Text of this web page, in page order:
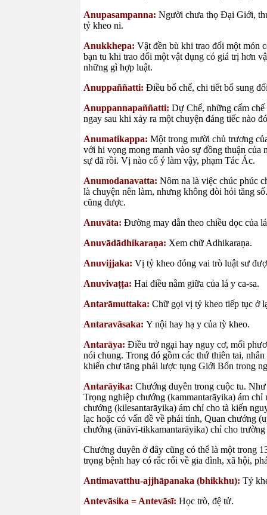
Anupasampanna: Người chưa thọ Đại Giới,
tỷ kheo ni.
Anukkhepa: Vật đền bù khi trao đổi một món
bạn tu khi trao đổi một vật dụng có giá trị hơn
những gì hợp luật.
Anuppaññatti: Điều bổ chế, chi tiết bổ sung
Anuppannapaññatti: Dự Chế, những cấm
ngay sau khi xảy ra một chuyện đáng tiếc nào
Anumatikappa: Một trong mười chủ trương
với hi vọng mong manh vào sự đồng thuận
sự đã rồi. Vị nào cố ý làm vậy, phạm Tác Ác.
Anumodanavatta: Nôm na là việc chúc phúc
là chuyện nên làm, nhưng không đòi hỏi tăng
cũng được.
Anuvāta: Đường may dằn theo chiều dọc của
Anuvādādhikaraṇa: Xem chữ Adhikaraṇa.
Anuvijjaka: Vị tỷ kheo đóng vai trò luật sư
Anuvivaṭṭa: Hai điều nằm giữa của lá y ca-sa.
Antarāmuttaka: Chữ gọi vị tỷ kheo tiếp tục ở
Antaravāsaka: Y nội hay hạ y của tỳ kheo.
Antarāya: Điều trở ngại hay nguy cơ, mối
nói chung. Trong đó gồm các thứ thiên tai,
khiến chư tăng phải lược tụng Giới Bổn trong
Antarāyika: Chướng duyên trong cuộc tu.
Trọng nghiệp chướng (kammantarāyika) ám
chướng (kilesantarāyika) ám chỉ cho tà kiến
lạc hoặc có vấn đề về phái tính, Quan chướng
chướng (ānāvī-tikkamantarāyika) chỉ cho
Chướng duyên ở đây cũng có thể là một trong
trọng bệnh hay có rắc rối về gia đình, xã hội,
Antimavatthu-ajjhāpanaka (bhikkhu): Tỷ
Antevāsika = Antevāsī: Học trò, đệ tử.